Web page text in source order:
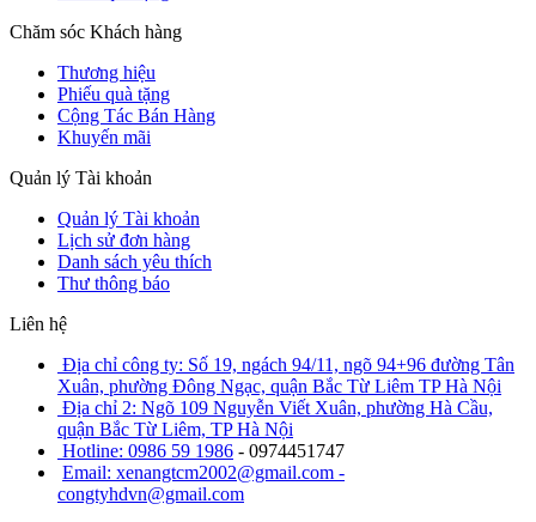
Chăm sóc Khách hàng
Thương hiệu
Phiếu quà tặng
Cộng Tác Bán Hàng
Khuyến mãi
Quản lý Tài khoản
Quản lý Tài khoản
Lịch sử đơn hàng
Danh sách yêu thích
Thư thông báo
Liên hệ
Địa chỉ công ty: Số 19, ngách 94/11, ngõ 94+96 đường Tân
Xuân, phường Đông Ngạc, quận Bắc Từ Liêm TP Hà Nội
Địa chỉ 2: Ngõ 109 Nguyễn Viết Xuân, phường Hà Cầu,
quận Bắc Từ Liêm, TP Hà Nội
Hotline: 0986 59 1986 - 0974451747
Email: xenangtcm2002@gmail.com -
congtyhdvn@gmail.com